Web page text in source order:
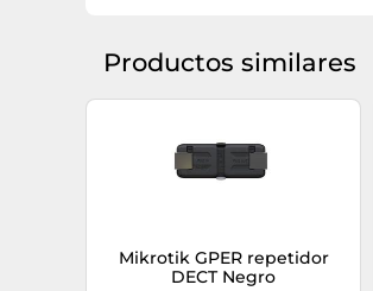
Productos similares
Mikrotik GPER repetidor
DECT Negro